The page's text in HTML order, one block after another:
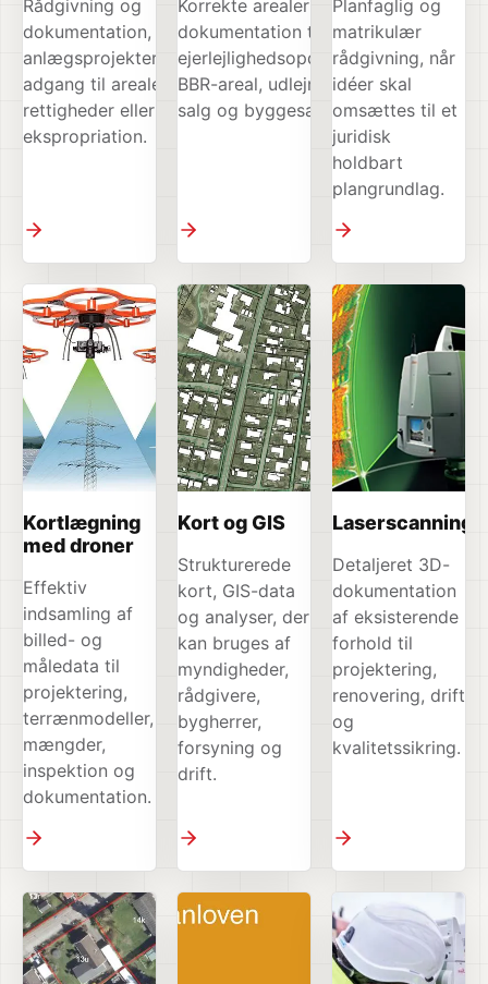
Rådgivning og
dokumentation, når
anlægsprojekter kræver
adgang til arealer, nye
rettigheder eller
ekspropriation.
Korrekte arealer og
dokumentation til
ejerlejlighedsopdeling,
BBR-areal, udlejning,
salg og byggesager.
Planfaglig og
matrikulær
rådgivning, når
idéer skal
omsættes til et
juridisk
holdbart
plangrundlag.
Kortlægning
med droner
Effektiv
indsamling af
billed- og
måledata til
projektering,
terrænmodeller,
mængder,
inspektion og
dokumentation.
Kort og GIS
Strukturerede
kort, GIS-data
og analyser, der
kan bruges af
myndigheder,
rådgivere,
bygherrer,
forsyning og
drift.
Laserscanning
Detaljeret 3D-
dokumentation
af eksisterende
forhold til
projektering,
renovering, drift
og
kvalitetssikring.